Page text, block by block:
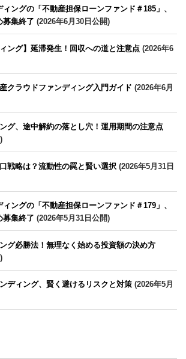
ングの「不動産担保ローンファンド＃185」、
募集終了 (2026年6月30日公開)
ング】延滞発生！回収への道と注意点 (2026年6
クラウドファンディング入門ガイド (2026年6月
グ、途中解約の落とし穴！運用期間の注意点
戦略は？流動性の罠と賢い選択 (2026年5月31日
ングの「不動産担保ローンファンド＃179」、
募集終了 (2026年5月31日公開)
グ必勝法！無理なく始める投資額の決め方
ディング、賢く避けるリスクと対策 (2026年5月